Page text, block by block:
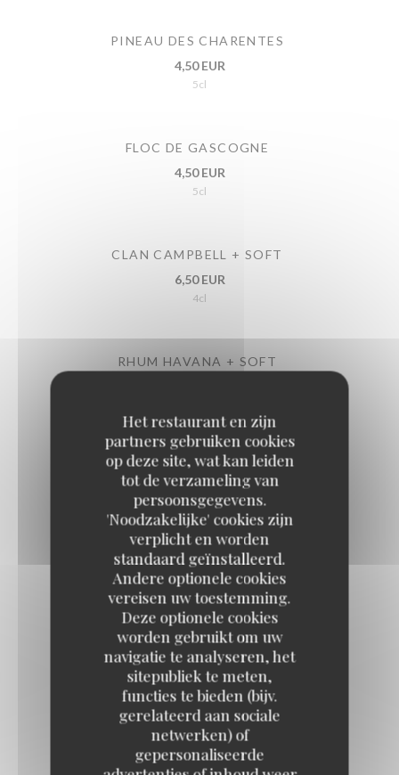
Het restaurant en zijn
partners gebruiken cookies
op deze site, wat kan leiden
tot de verzameling van
persoonsgegevens.
'Noodzakelijke' cookies zijn
verplicht en worden
standaard geïnstalleerd.
Andere optionele cookies
vereisen uw toestemming.
Deze optionele cookies
worden gebruikt om uw
navigatie te analyseren, het
sitepubliek te meten,
functies te bieden (bijv.
gerelateerd aan sociale
netwerken) of
gepersonaliseerde
PINEAU DES CHARENTES
4,50 EUR
5cl
FLOC DE GASCOGNE
4,50 EUR
5cl
CLAN CAMPBELL + SOFT
6,50 EUR
4cl
RHUM HAVANA + SOFT
WYBOROWA + SOFT
4cl
AMERICANO
6,00 EUR
5cl
Cocktails